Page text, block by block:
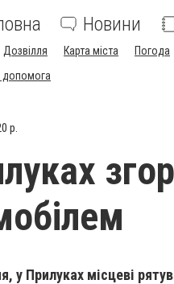
Новини
Дозвілля Карта міста Погода
допомога
р.
у Прилуках місцеві